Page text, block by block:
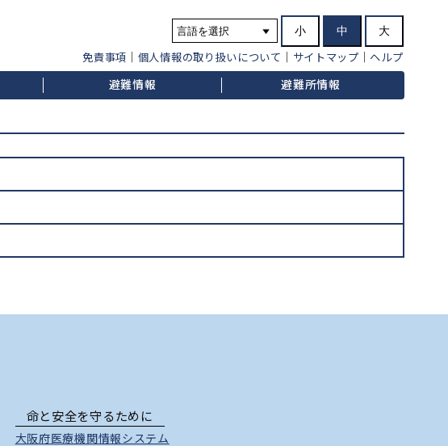
小 中 大
免責事項 個人情報の取り扱いについて サイトマップ ヘルプ
避難情報 避難所情報
命と安全を守るために
大阪府医療機関情報システム